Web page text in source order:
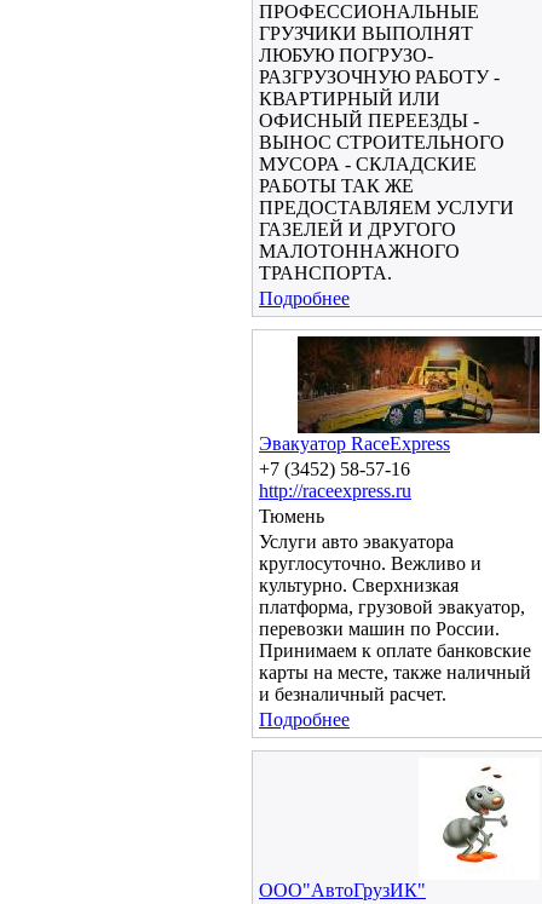
ПРОФЕССИОНАЛЬНЫЕ
ГРУЗЧИКИ ВЫПОЛНЯТ
ЛЮБУЮ ПОГРУЗО-
РАЗГРУЗОЧНУЮ РАБОТУ -
КВАРТИРНЫЙ ИЛИ
ОФИСНЫЙ ПЕРЕЕЗДЫ -
ВЫНОС СТРОИТЕЛЬНОГО
МУСОРА - СКЛАДСКИЕ
РАБОТЫ ТАК ЖЕ
ПРЕДОСТАВЛЯЕМ УСЛУГИ
ГАЗЕЛЕЙ И ДРУГОГО
МАЛОТОННАЖНОГО
ТРАНСПОРТА.
Подробнее
Эвакуатор RaceExpress
+7 (3452) 58-57-16
http://raceexpress.ru
Тюмень
Услуги авто эвакуатора
круглосуточно. Вежливо и
культурно. Сверхнизкая
платформа, грузовой эвакуатор,
перевозки машин по России.
Принимаем к оплате банковские
карты на месте, также наличный
и безналичный расчет.
Подробнее
ООО"АвтоГрузИК"